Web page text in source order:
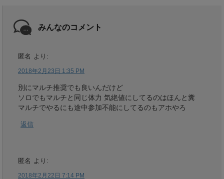
みんなのコメント
匿名 より:
2018年2月23日 1:35 PM
別にマルチ推奨でも良いんだけど
ソロでもマルチと同じ体力 気絶値にしてるのはほんと糞
マルチでやるにも途中参加不能にしてるのもアホやろ
返信
匿名 より:
2018年2月22日 7:14 PM